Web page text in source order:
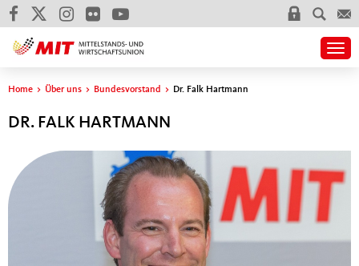
Sie sind hier
Home > Über uns > Bundesvorstand > Dr. Falk Hartmann
DR. FALK HARTMANN